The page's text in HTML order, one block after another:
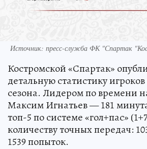
Источник: пресс-служба ФК "Спартак
Костромской «Спартак»
детальную статистику
сезона. Лидером по времени
Максим Игнатьев — 181
топ-5 по системе «гол+пас»
количеству точных передач:
1539 попыток.